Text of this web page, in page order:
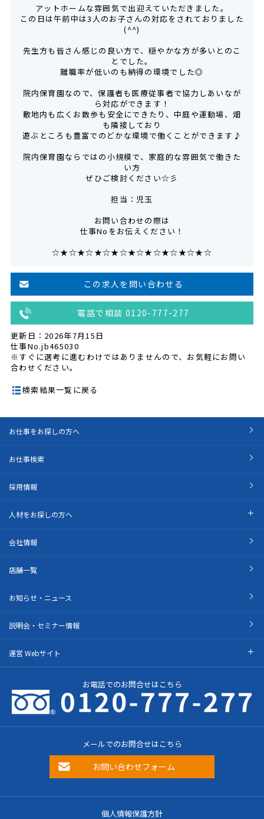
アットホームな雰囲気で出迎えていただきました。
この日は午前中は3人のお子さんの対応をされておりました
(^^)
先生方も皆さん感じの良い方で、穏やかな方が多いとのこ
とでした。
離職率が低いのも納得の環境でした◎
院内保育園なので、保護者も医療従事者で協力しあいなが
ら対応ができます！
敷地内も広くお散歩も安全にできたり、中庭や運動場、畑
も隣接しており
遊ぶところも豊富でのどかな環境で働くことができます♪
院内保育園ならではの小規模で、家庭的な雰囲気で働きた
い方
ぜひご検討ください☆彡
担当：児玉
お問い合わせの際は
仕事Noをお伝えください！
☆★☆★☆★☆★☆★☆★☆★☆★☆★☆
この求人を問い合わせる
電話で相談 0120-777-277
更新日：2026年7月15日
仕事No.jb465030
※すぐに選考に進むわけではありませんので、お気軽にお問い
合わせください。
検索結果一覧に戻る
お仕事をお探しの方へ
お仕事検索
採用情報
人材をお探しの方へ
会社情報
店舗一覧
お知らせ・ニュース
説明会・セミナー情報
運営 Webサイト
お電話でのお問合せはこちら
メールでのお問合せはこちら
お問い合わせフォーム
個人情報保護方針